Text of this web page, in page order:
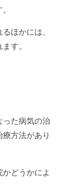
ほかには、
す。
った病気の治
方法があり
どうかによ